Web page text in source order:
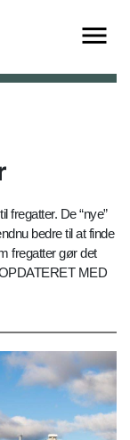
De “nye”
bedre til at finde
fregatter gør det
MED